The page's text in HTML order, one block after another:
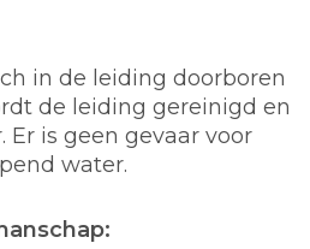
in de leiding doorboren
de leiding gereinigd en
is geen gevaar voor
water.